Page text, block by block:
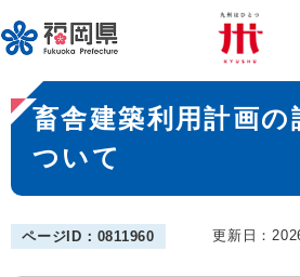
ー
ジ
先
頭
。
メニューを飛ばして
本
文
畜舎建築利用計画の
ついて
ページID：0811960 更新日：